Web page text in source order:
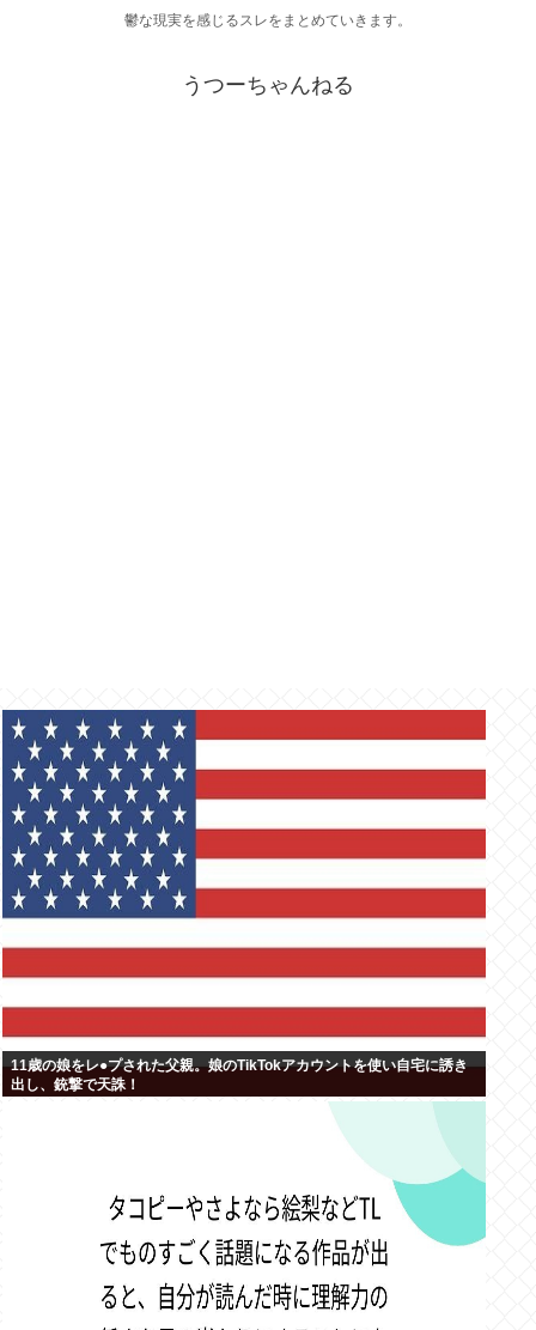
鬱な現実を感じるスレをまとめていきます。
うつーちゃんねる
11歳の娘をレ●プされた父親。娘のTikTokアカウントを使い自宅に誘き
出し、銃撃で天誅！